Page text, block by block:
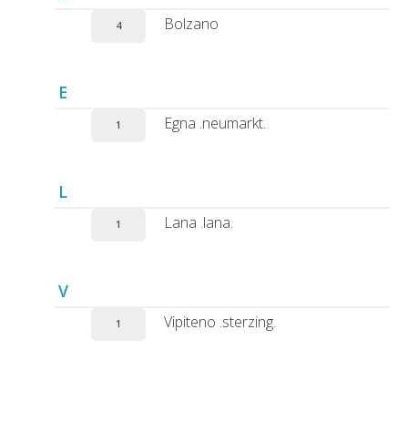
4 Bolzano
E
1 Egna .neumarkt.
L
1 Lana .lana.
V
1 Vipiteno .sterzing.